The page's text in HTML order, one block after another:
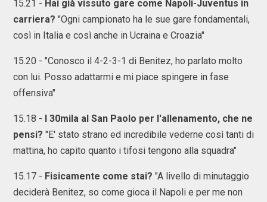
15.21 - Hai già vissuto gare come Napoli-Juventus in
carriera? "Ogni campionato ha le sue gare fondamentali,
così in Italia e così anche in Ucraina e Croazia"
15.20 - "Conosco il 4-2-3-1 di Benitez, ho parlato molto
con lui. Posso adattarmi e mi piace spingere in fase
offensiva"
15.18 - I 30mila al San Paolo per l'allenamento, che ne
pensi? "E' stato strano ed incredibile vederne così tanti di
mattina, ho capito quanto i tifosi tengono alla squadra"
15.17 - Fisicamente come stai? "A livello di minutaggio
deciderà Benitez, so come gioca il Napoli e per me non